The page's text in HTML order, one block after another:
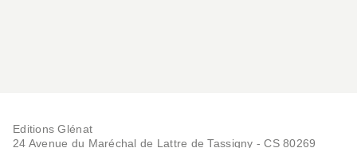
Editions Glénat
24 Avenue du Maréchal de Lattre de Tassigny - CS 80269